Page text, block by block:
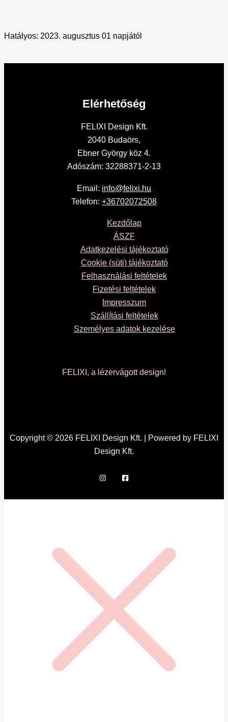
Hatályos: 2023. augusztus 01 napjától
Elérhetőség
FELIXI Design Kft.
2040 Budaörs,
Ebner György köz 4.
Adószám: 32288371-2-13
Email: info@felixi.hu
Telefon: +36702072508
Kezdőlap
ÁSZF
Adatkezelési tájékoztató
Cookie (süti) tájékoztató
Felhasználási feltételek
Fizetési feltételek
Impresszum
Szállítási feltételek
Személyes adatok kezelése
FELIXI, a lézervágott design!
Copyright © 2026 FELIXI Design Kft. | Powered by FELIXI
Design Kft.